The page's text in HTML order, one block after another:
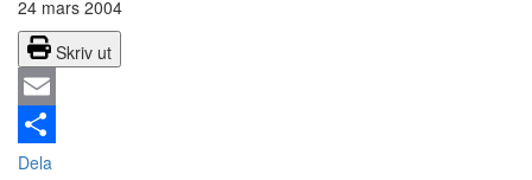
24 mars 2004
Skriv ut
Email
Dela